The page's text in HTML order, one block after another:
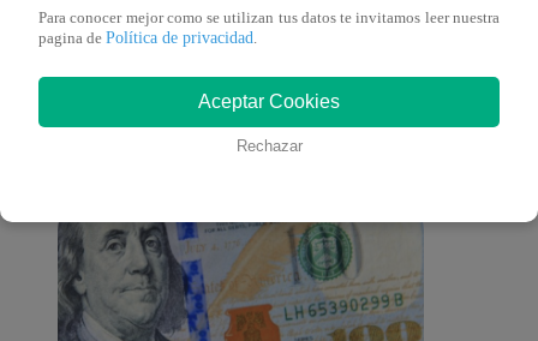
También te puede
interesar
Para conocer mejor como se utilizan tus datos te invitamos leer nuestra
pagina de Política de privacidad
Aceptar Cookies
Rechazar